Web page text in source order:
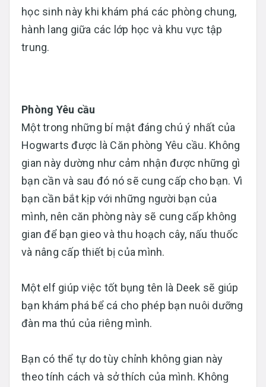
học sinh này khi khám phá các phòng chung,
hành lang giữa các lớp học và khu vực tập
trung.
Phòng Yêu cầu
Một trong những bí mật đáng chú ý nhất của
Hogwarts được là Căn phòng Yêu cầu. Không
gian này dường như cảm nhận được những gì
bạn cần và sau đó nó sẽ cung cấp cho bạn. Vì
bạn cần bắt kịp với những người bạn của
mình, nên căn phòng này sẽ cung cấp không
gian để bạn gieo và thu hoạch cây, nấu thuốc
và nâng cấp thiết bị của mình.
Một elf giúp việc tốt bụng tên là Deek sẽ giúp
bạn khám phá bể cá cho phép bạn nuôi dưỡng
đàn ma thú của riêng mình.
Bạn có thể tự do tùy chỉnh không gian này
theo tính cách và sở thích của mình. Không